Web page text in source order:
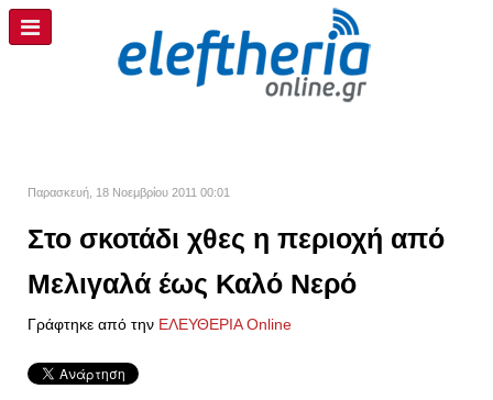
Παρασκευή, 18 Νοεμβρίου 2011 00:01
Στο σκοτάδι χθες η περιοχή από
Μελιγαλά έως Καλό Νερό
Γράφτηκε από την ΕΛΕΥΘΕΡΙΑ Online